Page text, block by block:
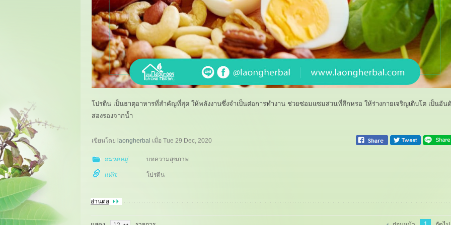
โปรตีน เป็นธาตุอาหารที่สำคัญที่สุด ให้พลังงานซึ่งจำเป็นต่อการทำงาน ช่วยซ่อมแซมส่วนที่สึกหรอ ให้ร่างกายเจริญเติบโต เป็นอัน
สองรองจากน้ำ
เขียนโดย laongherbal เมื่อ Tue 29 Dec, 2020
หมวดหมู่ บทความสุขภาพ
แท๊ก: โปรตีน
อ่านต่อ